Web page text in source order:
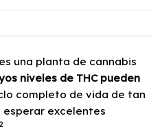
una planta de cannabis
niveles de THC pueden
completo de vida de tan
esperar excelentes
2